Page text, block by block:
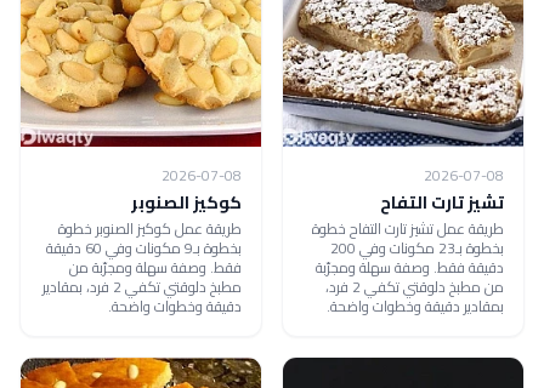
2026-07-08
تشيز تارت التفاح
طريقة عمل تشيز تارت التفاح خطوة
بخطوة بـ23 مكونات وفي 200
دقيقة فقط. وصفة سهلة ومجرّبة
من مطبخ دلوقتي تكفي 2 فرد،
بمقادير دقيقة وخطوات واضحة.
2026-07-08
كوكيز الصنوبر
طريقة عمل كوكيز الصنوبر خطوة
بخطوة بـ9 مكونات وفي 60 دقيقة
فقط. وصفة سهلة ومجرّبة من
مطبخ دلوقتي تكفي 2 فرد، بمقادير
دقيقة وخطوات واضحة.